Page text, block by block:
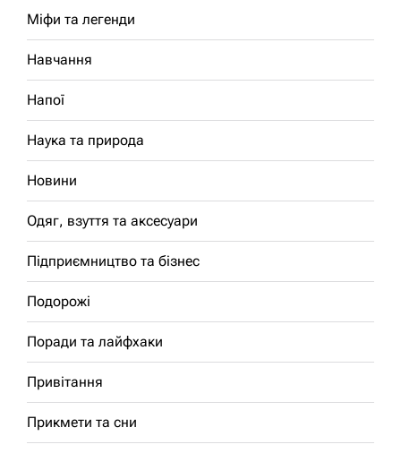
Міфи та легенди
Навчання
Напої
Наука та природа
Новини
Одяг, взуття та аксесуари
Підприємництво та бізнес
Подорожі
Поради та лайфхаки
Привітання
Прикмети та сни